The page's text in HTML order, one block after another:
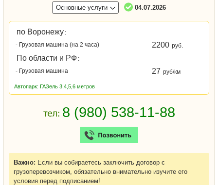
Основные услуги 04.07.2026
по Воронежу :
- Грузовая машина (на 2 часа)
2200 руб.
По области и РФ :
- Грузовая машина
27 руб/км
Автопарк: ГАЗель 3,4,5,6 метров
Важно: Если вы собираетесь заключить договор с
грузоперевозчиком, обязательно внимательно изучите его
условия перед подписанием!